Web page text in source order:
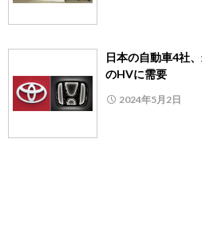
日本の自動車4社
のHVに需要
2024年5月2日